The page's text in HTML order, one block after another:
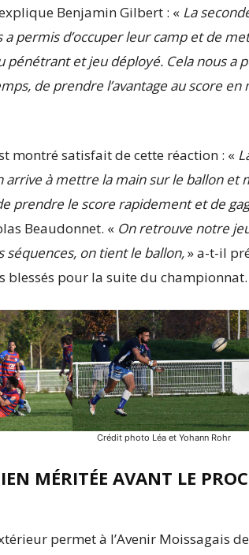
Benjamin Gilbert : « La
permis d’occuper leur camp et de
et jeu déployé. Cela nous a
de prendre l’avantage au score
montré satisfait de cette réaction : «
arrive à mettre la main sur le ballon et
prendre le score rapidement et de
Beaudonnet. « On retrouve notre
séquences, on tient le ballon,» a-t-il
blessés pour la suite du championnat.
Crédit photo Léa et Yohann Rohr
MÉRITÉE AVANT LE
permet à l’Avenir Moissagais